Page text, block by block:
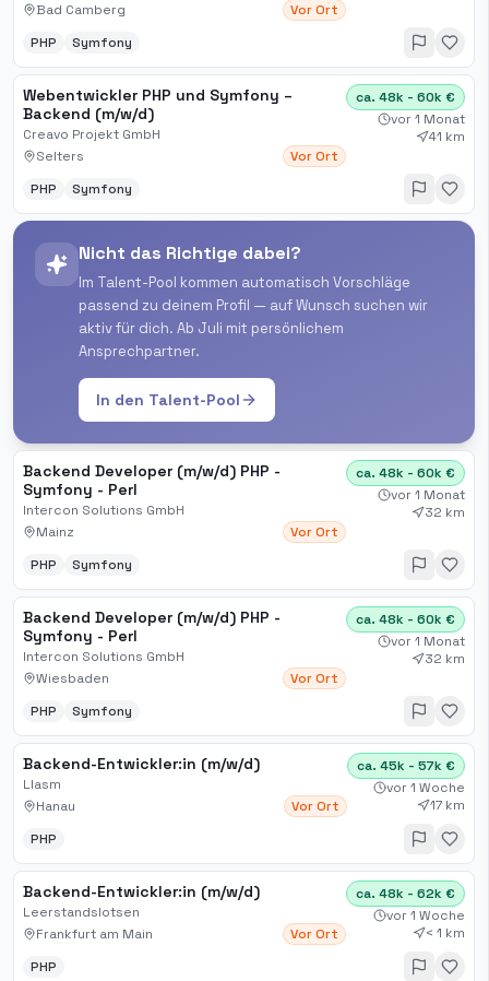
Bad Camberg
Vor Ort
PHP Symfony
Webentwickler PHP und Symfony –
Backend (m/w/d)
Creavo Projekt GmbH
Selters
Vor Ort
ca. 48k - 60k €
vor 1 Monat
41 km
PHP Symfony
Nicht das Richtige dabei?
Im Talent-Pool kommen automatisch Vorschläge
passend zu deinem Profil — auf Wunsch suchen wir
aktiv für dich. Ab Juli mit persönlichem
Ansprechpartner.
In den Talent-Pool
Backend Developer (m/w/d) PHP -
Symfony - Perl
Intercon Solutions GmbH
Mainz
Vor Ort
ca. 48k - 60k €
vor 1 Monat
32 km
PHP Symfony
Backend Developer (m/w/d) PHP -
Symfony - Perl
Intercon Solutions GmbH
Wiesbaden
Vor Ort
ca. 48k - 60k €
vor 1 Monat
32 km
PHP Symfony
Backend-Entwickler:in (m/w/d)
Llasm
Hanau
Vor Ort
ca. 45k - 57k €
vor 1 Woche
17 km
PHP
Backend-Entwickler:in (m/w/d)
Leerstandslotsen
Frankfurt am Main
Vor Ort
ca. 48k - 62k €
vor 1 Woche
< 1 km
PHP